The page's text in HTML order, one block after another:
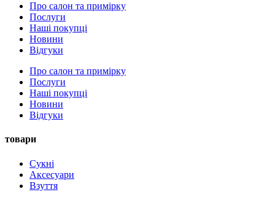
Про салон та примірку
Послуги
Наші покупці
Новини
Відгуки
Про салон та примірку
Послуги
Наші покупці
Новини
Відгуки
товари
Сукні
Аксесуари
Взуття